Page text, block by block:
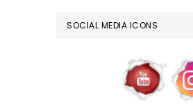
SOCIAL MEDIA ICONS